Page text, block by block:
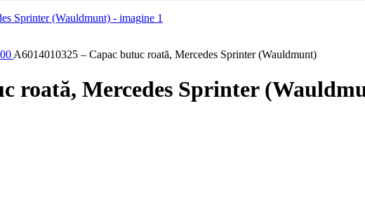
A6014010325 – Capac butuc roată, Mercedes Sprinter (Wauldmunt)
roată, Mercedes Sprinter